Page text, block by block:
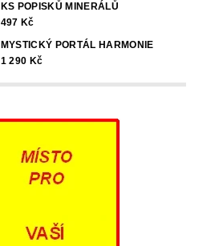
KS POPISKŮ MINERÁLŮ
497 Kč
MYSTICKÝ PORTÁL HARMONIE
1 290 Kč